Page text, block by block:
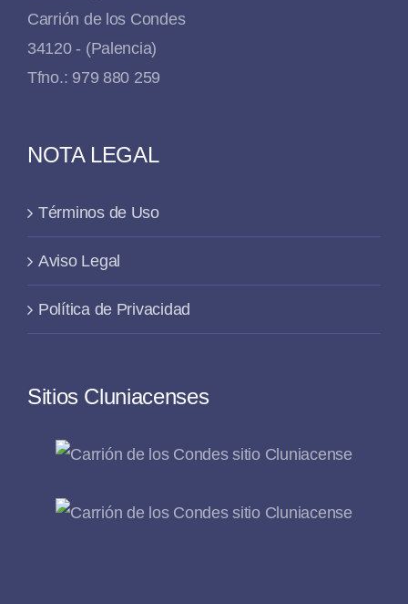
Carrión de los Condes
34120 - (Palencia)
Tfno.: 979 880 259
NOTA LEGAL
Términos de Uso
Aviso Legal
Política de Privacidad
Sitios Cluniacenses